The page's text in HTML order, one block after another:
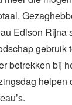
Edison Rijna
gebruik
betrekken bij
helpen